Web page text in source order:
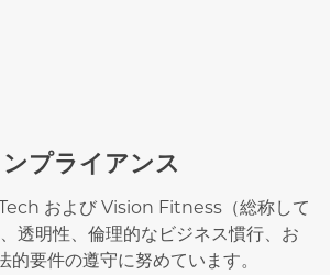
プライアンス
および Vision Fitness（総称して
透明性、倫理的なビジネス慣行、お
的要件の遵守に努めています。